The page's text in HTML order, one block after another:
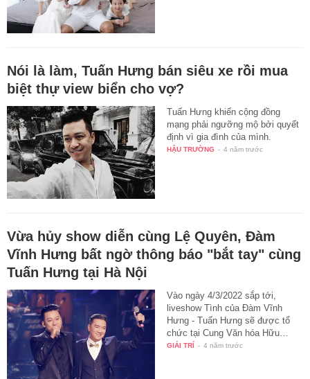
Nói là làm, Tuấn Hưng bán siêu xe rồi mua
biệt thự view biển cho vợ?
Tuấn Hưng khiến cộng đồng
mạng phải ngưỡng mộ bởi quyết
định vì gia đình của mình.
HẬU TRƯỜNG - 4 năm trước
Vừa hủy show diễn cùng Lệ Quyên, Đàm
Vĩnh Hưng bất ngờ thông báo "bắt tay" cùng
Tuấn Hưng tại Hà Nội
Vào ngày 4/3/2022 sắp tới,
liveshow Tình của Đàm Vĩnh
Hưng - Tuấn Hưng sẽ được tổ
chức tại Cung Văn hóa Hữu…
GIẢI TRÍ - 4 năm trước